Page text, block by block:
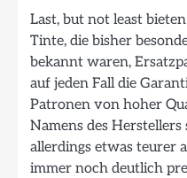
Last, but not least
Tinte, die bisher
bekannt waren,
auf jeden Fall die
Patronen von hoher
Namens des
allerdings etwas teurer
immer noch deutlich